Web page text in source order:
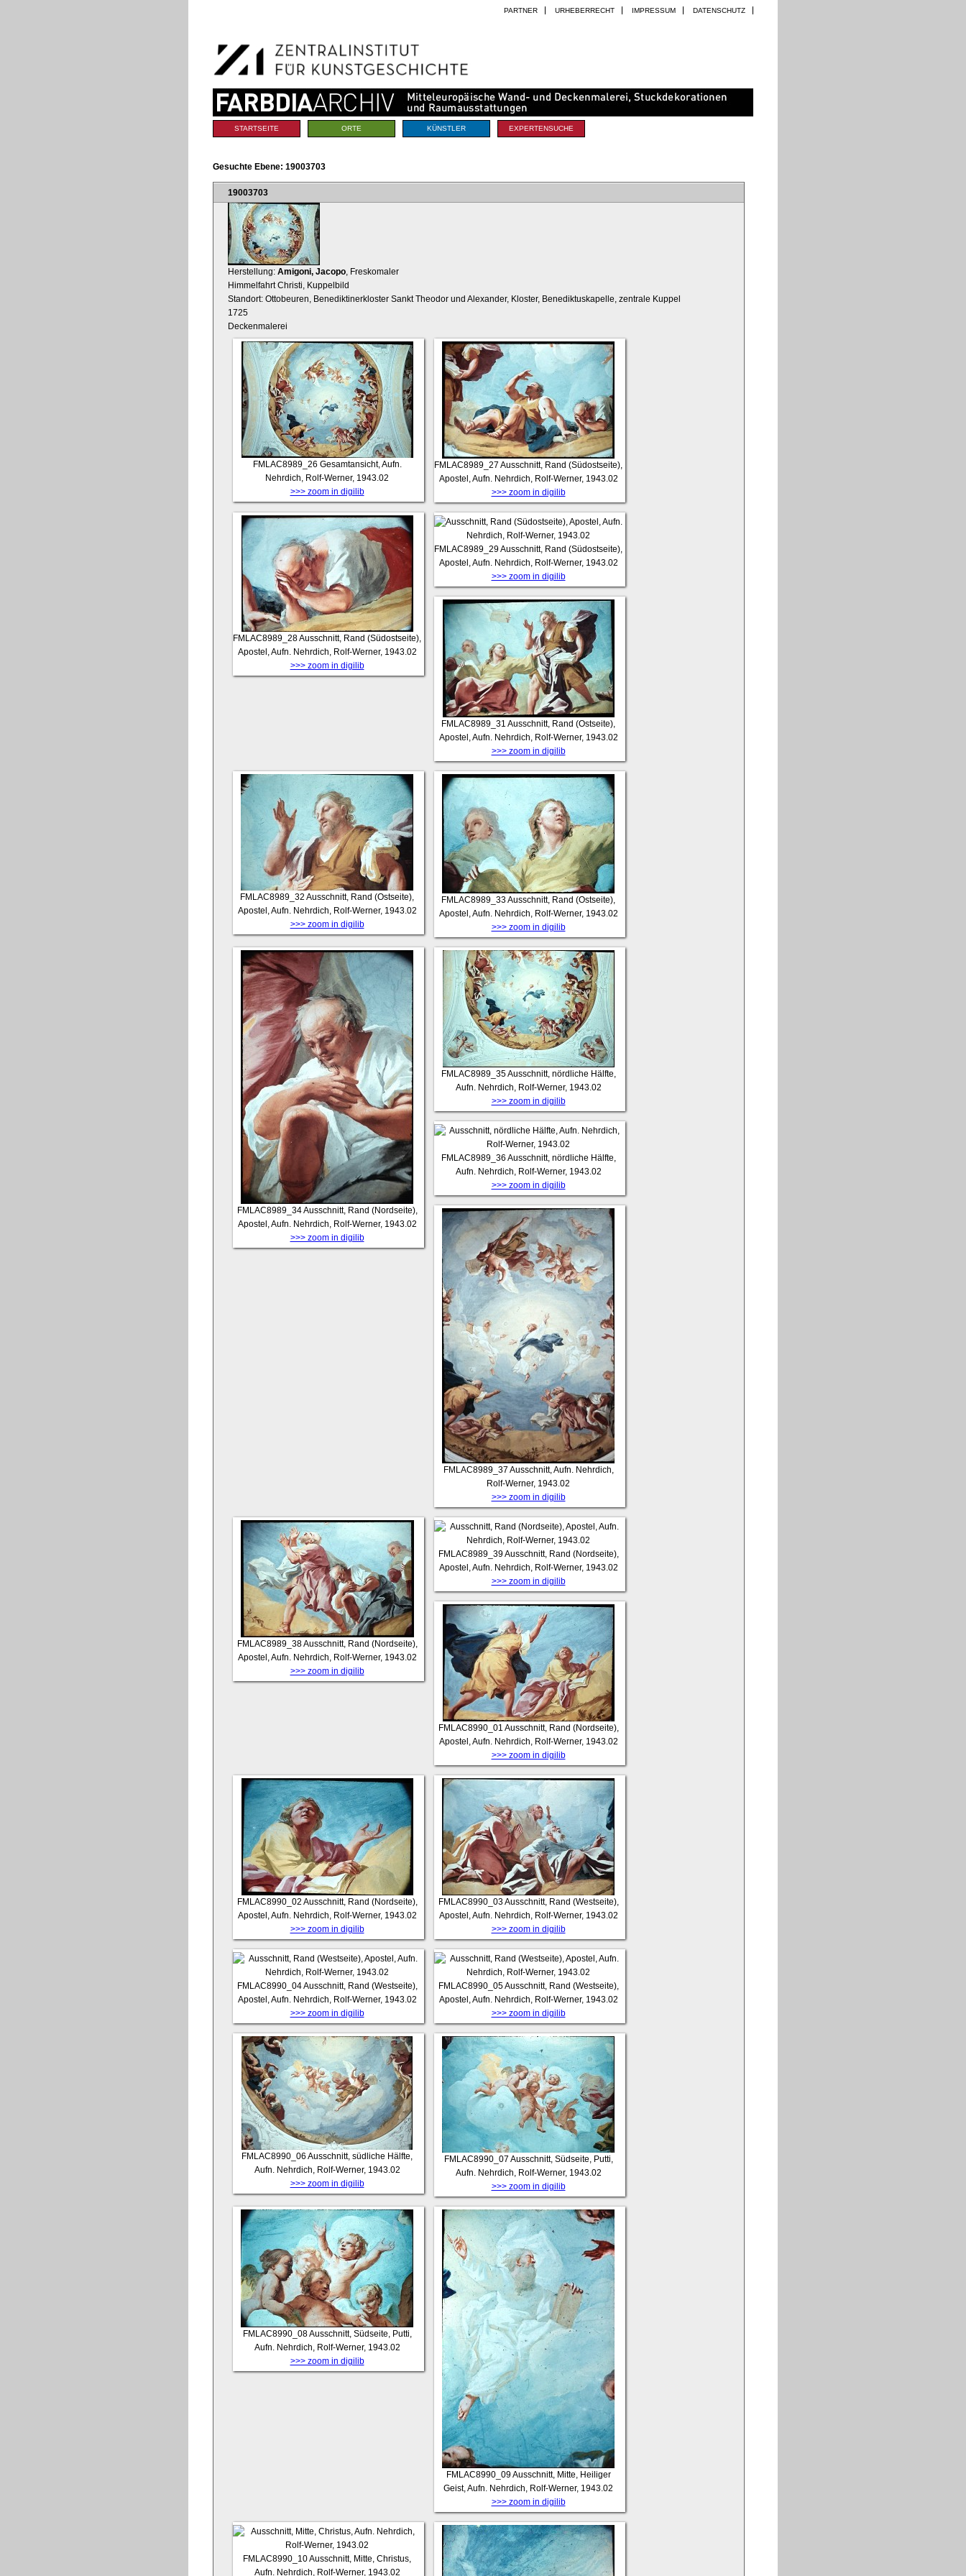
Navigation
PARTNER URHEBERRECHT IMPRESSUM DATENSCHUTZ
Sektionen
STARTSEITE ORTE KÜNSTLER EXPERTENSUCHE
Gesuchte Ebene: 19003703
19003703
Herstellung: Amigoni, Jacopo , Freskomaler
Himmelfahrt Christi, Kuppelbild
Standort: Ottobeuren, Benediktinerkloster Sankt Theodor und Alexander, Kloster, Benediktuskapelle, zentrale Kuppel
1725
Deckenmalerei
FMLAC8989_26 Gesamtansicht, Aufn.
Nehrdich, Rolf-Werner, 1943.02
>>> zoom in digilib
FMLAC8989_27 Ausschnitt, Rand (Südostseite),
Apostel, Aufn. Nehrdich, Rolf-Werner, 1943.02
>>> zoom in digilib
FMLAC8989_28Ausschnitt, Rand (Südostseite),
Apostel, Aufn. Nehrdich, Rolf-Werner, 1943.02
>>> zoom in digilib
FMLAC8989_29Ausschnitt, Rand (Südostseite),
Apostel, Aufn. Nehrdich, Rolf-Werner, 1943.02
>>> zoom in digilib
FMLAC8989_31 Ausschnitt, Rand (Ostseite),
Apostel, Aufn. Nehrdich, Rolf-Werner, 1943.02
>>> zoom in digilib
FMLAC8989_32 Ausschnitt, Rand (Ostseite),
Apostel, Aufn. Nehrdich, Rolf-Werner, 1943.02
>>> zoom in digilib
FMLAC8989_33Ausschnitt, Rand (Ostseite),
Apostel, Aufn. Nehrdich, Rolf-Werner, 1943.02
>>> zoom in digilib
FMLAC8989_34Ausschnitt, Rand (Nordseite),
Apostel, Aufn. Nehrdich, Rolf-Werner, 1943.02
>>> zoom in digilib
FMLAC8989_35Ausschnitt, nördliche Hälfte,
Aufn. Nehrdich, Rolf-Werner, 1943.02
>>> zoom in digilib
FMLAC8989_36 Ausschnitt, nördliche Hälfte,
Aufn. Nehrdich, Rolf-Werner, 1943.02
>>> zoom in digilib
FMLAC8989_37 Ausschnitt, Aufn. Nehrdich,
Rolf-Werner, 1943.02
>>> zoom in digilib
FMLAC8989_38Ausschnitt, Rand (Nordseite),
Apostel, Aufn. Nehrdich, Rolf-Werner, 1943.02
>>> zoom in digilib
FMLAC8989_39Ausschnitt, Rand (Nordseite),
Apostel, Aufn. Nehrdich, Rolf-Werner, 1943.02
>>> zoom in digilib
FMLAC8990_01 Ausschnitt, Rand (Nordseite),
Apostel, Aufn. Nehrdich, Rolf-Werner, 1943.02
>>> zoom in digilib
FMLAC8990_02 Ausschnitt, Rand (Nordseite),
Apostel, Aufn. Nehrdich, Rolf-Werner, 1943.02
>>> zoom in digilib
FMLAC8990_03Ausschnitt, Rand (Westseite),
Apostel, Aufn. Nehrdich, Rolf-Werner, 1943.02
>>> zoom in digilib
FMLAC8990_04Ausschnitt, Rand (Westseite),
Apostel, Aufn. Nehrdich, Rolf-Werner, 1943.02
>>> zoom in digilib
FMLAC8990_05Ausschnitt, Rand (Westseite),
Apostel, Aufn. Nehrdich, Rolf-Werner, 1943.02
>>> zoom in digilib
FMLAC8990_06 Ausschnitt, südliche Hälfte,
Aufn. Nehrdich, Rolf-Werner, 1943.02
>>> zoom in digilib
FMLAC8990_07 Ausschnitt, Südseite, Putti,
Aufn. Nehrdich, Rolf-Werner, 1943.02
>>> zoom in digilib
FMLAC8990_08Ausschnitt, Südseite, Putti,
Aufn. Nehrdich, Rolf-Werner, 1943.02
>>> zoom in digilib
FMLAC8990_09Ausschnitt, Mitte, Heiliger
Geist, Aufn. Nehrdich, Rolf-Werner, 1943.02
>>> zoom in digilib
FMLAC8990_10Ausschnitt, Mitte, Christus,
Aufn. Nehrdich, Rolf-Werner, 1943.02